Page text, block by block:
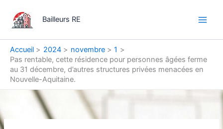
contenu
Bailleurs RE
Accueil 2024 novembre
1
Pas rentable, cette résidence pour personnes âgées ferme
au 31 décembre, d’autres structures privées menacées en
Nouvelle-Aquitaine.